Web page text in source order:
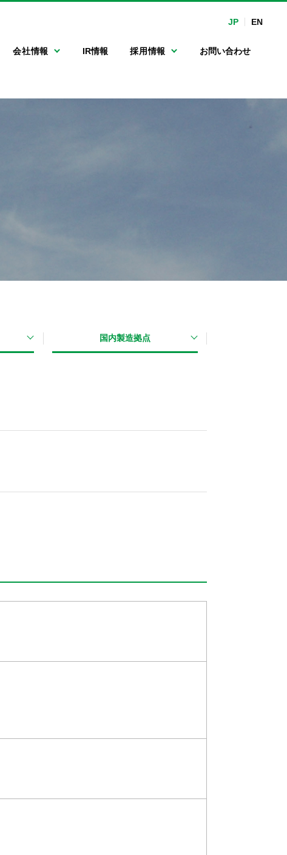
大型デジタルサイ
ネージ
ガソリンスタンド
向けLED表示機
会社情報 IR情報 採用情報 お問い合わせ
JP EN
国内製造拠点